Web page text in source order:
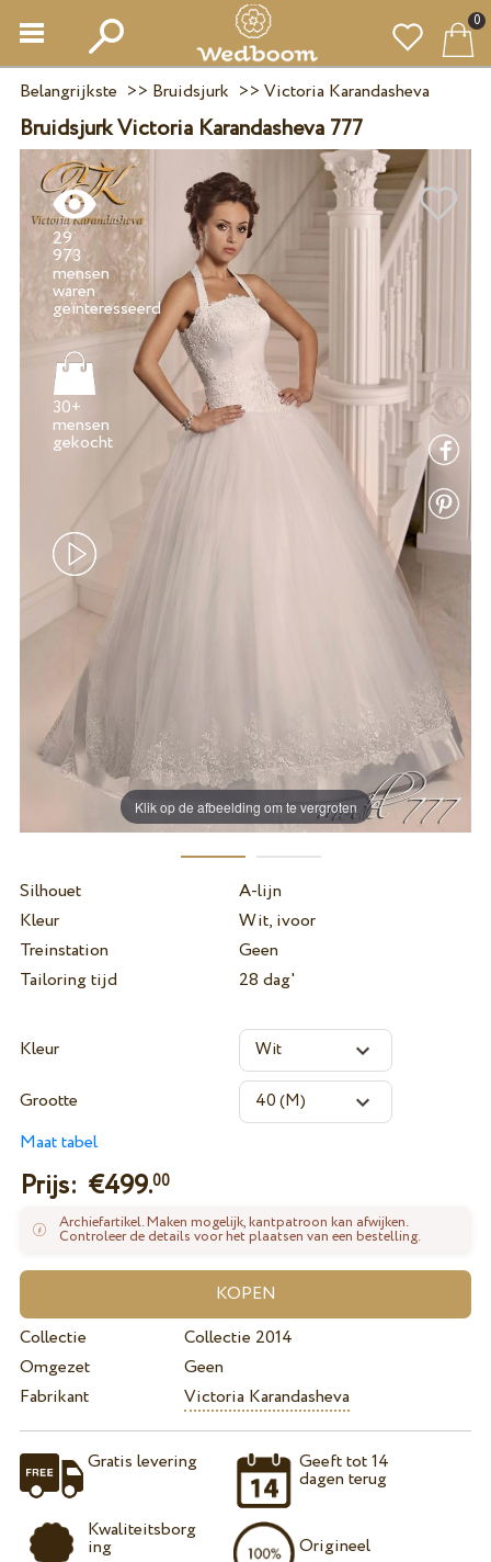
0
Belangrijkste >> Bruidsjurk >> Victoria Karandasheva
Bruidsjurk Victoria Karandasheva 777
Klik op de afbeelding om te vergroten
29
973
mensen
waren
geïnteresseerd
30+
mensen
Silhouet
A-lijn
Kleur
Wit, ivoor
Treinstation
Geen
Tailoring tijd
28 dag'
Kleur
Grootte
Maat tabel
Prijs: €499.00
Archiefartikel. Maken mogelijk, kantpatroon kan afwijken.
Controleer de details voor het plaatsen van een bestelling.
Collectie
Collectie 2014
Omgezet
Geen
Fabrikant
Victoria Karandasheva
Gratis levering
Kwaliteitsborg
ing
Geeft tot 14
dagen terug
Origineel